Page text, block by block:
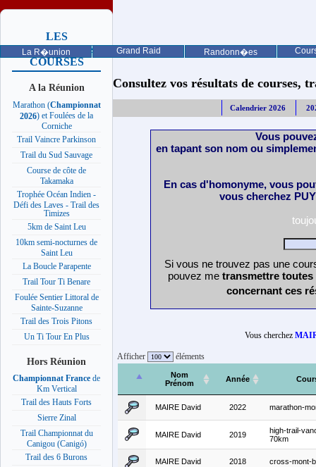
La R�union Grand Raid Randonn�es
LES
PROCHAINES
COURSES
A la Réunion
Marathon (Championnat
2026) et Foulées de la
Corniche
Trail Vaincre Parkinson
Trail du Sud Sauvage
Course de côte de
Takamaka
Trophée Océan Indien -
Défi des Laves - Trail des
Timizes
5km de Saint Leu
10km semi-nocturnes de
Saint Leu
La Boucle Parapente
Trail Tour Ti Benare
Foulée Sentier Littoral de
Sainte-Suzanne
Trail des Trois Pitons
Un Ti Tour En Plus
Hors Réunion
Championnat France de
Km Vertical
Trail des Hauts Forts
Sierre Zinal
Trail Championnat du
Canigou (Canigó)
Trail des 6 Burons
Consultez vos résultats de courses,
Calendrier 2026
Vous
en tapant son nom ou
En cas d'homonyme, vous
vous cherchez
Si vous ne trouvez pas une
pouvez me transmettre
concernant ces
Vous cherchez
Afficher éléments
Nom
Prénom
Année
MAIRE David 2022 marathon-
MAIRE David 2019
high-trail-
70km
MAIRE David 2018 cross-mont-